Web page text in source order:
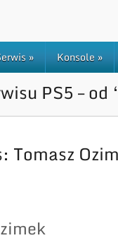
» Konsole»
PS5 –
Tomasz